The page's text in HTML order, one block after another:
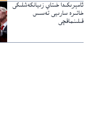
ئامېرىكىدا خىتاي زىيانكەشلىكى
خاتىرە سارىيى تەسىس
قىلىنماقچى